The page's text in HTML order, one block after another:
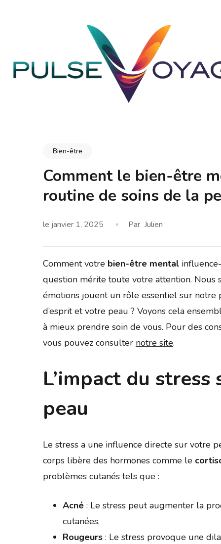
Entrée)
Bien-être
Comment le bien-être
routine de soins de la
le janvier 1, 2025 Par Julien
Comment votre bien-être mental
question mérite toute votre attention. Nous
émotions jouent un rôle essentiel sur notre
d’esprit et votre peau ? Voyons cela
à mieux prendre soin de vous. Pour des
vous pouvez consulter notre site.
L’impact du
peau
Le stress a une influence directe sur votre
corps libère des hormones comme le
problèmes cutanés tels que :
Acné : Le stress peut augmenter la
cutanées.
Rougeurs : Le stress provoque une